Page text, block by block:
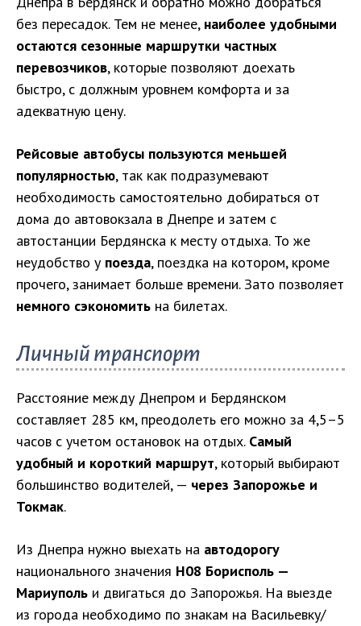
без пересадок. Тем не менее, наиболее удобными
остаются сезонные маршрутки частных
перевозчиков, которые позволяют доехать
быстро, с должным уровнем комфорта и за
адекватную цену.
Рейсовые автобусы пользуются меньшей
популярностью, так как подразумевают
необходимость самостоятельно добираться от
дома до автовокзала в Днепре и затем с
автостанции Бердянска к месту отдыха. То же
неудобство у поезда, поездка на котором, кроме
прочего, занимает больше времени. Зато позволяет
немного сэкономить на билетах.
Личный транспорт
Расстояние между Днепром и Бердянском
составляет 285 км, преодолеть его можно за 4,5–5
часов с учетом остановок на отдых. Самый
удобный и короткий маршрут, который выбирают
большинство водителей, — через Запорожье и
Токмак.
Из Днепра нужно выехать на автодорогу
национального значения Н08 Борисполь —
Мариуполь и двигаться до Запорожья. На выезде
из города необходимо по знакам на Васильевку/